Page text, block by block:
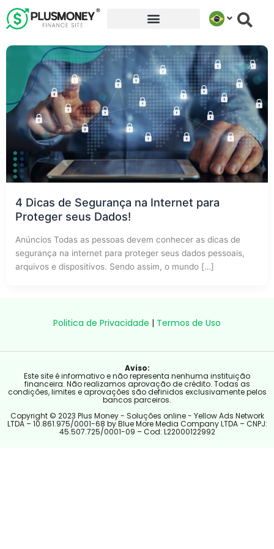
para
conteúdo
4 Dicas de Segurança na Internet para
Proteger seus Dados!
Anúncios Todas as pessoas devem conhecer as dicas de
segurança na internet para proteger seus dados pessoais,
arquivos e dispositivos. Sendo assim, o mundo […]
Politica de Privacidade | Termos de Uso
Aviso:
Este site é informativo e não representa nenhuma instituição
financeira. Não realizamos aprovação de crédito. Todas as
condições, limites e aprovações são definidos exclusivamente pelos
bancos parceiros.
Copyright © 2023 Plus Money - Soluções online - Yellow Ads Network
LTDA – 10.861.975/0001-68 by Blue More Media Company LTDA – CNPJ:
45.507.725/0001-09 – Cod: L22000122992